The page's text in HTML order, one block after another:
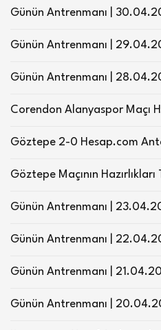
Günün Antrenmanı |
Günün Antrenmanı |
Günün Antrenmanı |
Corendon Alanyaspor Maçı
Göztepe 2-0 Hesap.com
Göztepe Maçının
Günün Antrenmanı |
Günün Antrenmanı |
Günün Antrenmanı |
Günün Antrenmanı |